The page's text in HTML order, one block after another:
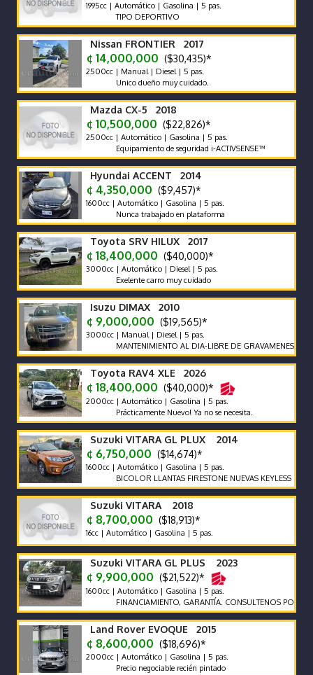
1995cc | Automático | Gasolina | 5 pas.
TIPO DEPORTIVO
Nissan FRONTIER 2017
¢ 14,000,000 ($30,435)*
2500cc | Manual | Diesel | 5 pas.
Unico dueño muy cuidado.
Mazda CX-5 2018
¢ 10,500,000 ($22,826)*
2500cc | Automático | Gasolina | 5 pas.
Equipamiento de seguridad i-ACTIVSENSE™
Hyundai ACCENT 2014
¢ 4,350,000 ($9,457)*
1600cc | Automático | Gasolina | 5 pas.
Nunca trabajado en plataforma
Toyota SRV HILUX 2017
¢ 18,400,000 ($40,000)*
3000cc | Automático | Diesel | 5 pas.
Exelente carro muy cuidado
Isuzu DIMAX 2010
¢ 9,000,000 ($19,565)*
3000cc | Manual | Diesel | 5 pas.
MANTENIMIENTO AL DIA-LIBRE DE GRAVAMENES-LLANTAS
Toyota RAV4 XLE 2026
¢ 18,400,000 ($40,000)*
2000cc | Automático | Gasolina | 5 pas.
Prácticamente Nuevo! Ya no se necesita.
Suzuki VITARA GL PLUX 2014
¢ 6,750,000 ($14,674)*
1600cc | Automático | Gasolina | 5 pas.
BICOLOR LLANTAS FIRESTONE NUEVAS KEYLESS
Suzuki VITARA 2018
¢ 8,700,000 ($18,913)*
16cc | Automático | Gasolina | 5 pas.
Suzuki VITARA GL PLUS 2023
¢ 9,900,000 ($21,522)*
1600cc | Automático | Gasolina | 5 pas.
FINANCIAMIENTO, GARANTÍA. CONSULTENOS POR AUTOS
Land Rover EVOQUE 2015
¢ 8,600,000 ($18,696)*
2000cc | Automático | Gasolina | 5 pas.
Precio negociable recién pintado